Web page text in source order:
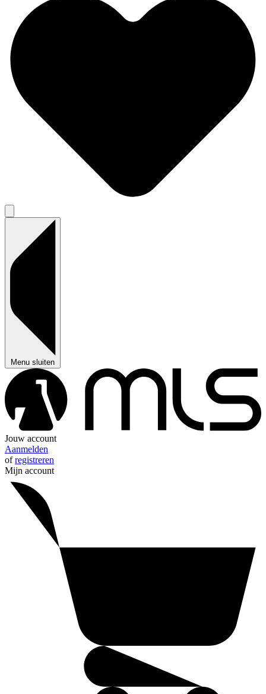
Menu sluiten
Jouw account
Aanmelden
ofregistreren
Mijn account